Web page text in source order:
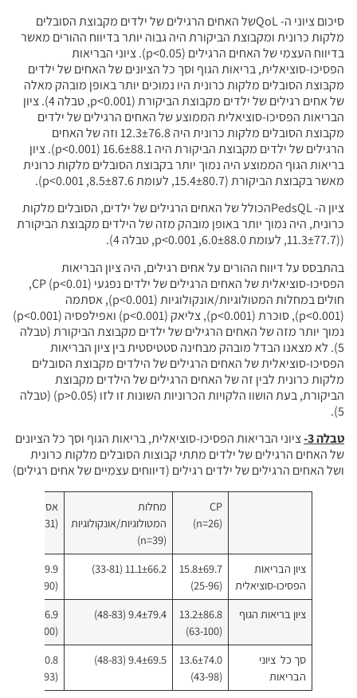
סיכום ציוני ה- QoLשל האחים הרגילים של ילדים מקבוצת הסובלים
מלקות כרונית ומקבוצת הביקורת היה גבוה יותר בדיווח ההורים מאשר
בדיווח העצמי של האחים הרגילים (p<0.05). ציוני הבריאות
הפסיכו-סוציאלית, בריאות הגוף וסך כל הציונים של האחים של ילדים
מקבוצת הסובלים מלקות כרונית היו נמוכים יותר באופן מובהק מאלה
של אחים רגילים של ילדים מקבוצת הביקורת (p<0.001, טבלה 4). ציון
הבריאות הפסיכו-סוציאלית הממוצע של האחים הרגילים של ילדים
מקבוצת הסובלים מלקות כרונית היה 12.3±76.8 וזה של האחים
הרגילים של ילדים מקבוצת הביקורת היה 16.6±88.1 (p<0.001). ציון
בריאות הגוף הממוצע היה נמוך יותר בקבוצת הסובלים מלקות כרונית
מאשר בקבוצת הביקורת (15.4±80.7, לעומת 8.5±87.6, p<0.001).
ציון ה- PedsQLהכולל של האחים הרגילים של ילדים, הסובלים מלקות
כרונית, היה נמוך יותר באופן מובהק מזה של הילדים מקבוצת הביקורת
((11.3±77.7, לעומת 6.0±88.0, p<0.001, טבלה 4).
בהתבסס על דיווח ההורים על אחים רגילים, היה ציון הבריאות
הפסיכו-סוציאלית של האחים הרגילים של ילדים נפגעי CP (p<0.01),
חולים במחלות המטולוגיות/אונקולוגיות (p<0.001), אסתמה
(p<0.001), סוכרת (p<0.001), צליאק (p<0.001) ואפילפסיה (p<0.001)
נמוך יותר מזה של האחים הרגילים של ילדים מקבוצת הביקורת (טבלה
5). לא מצאנו הבדל מובהק מבחינה סטטיסטית בין ציון הבריאות
הפסיכו-סוציאלית של האחים הרגילים של הילדים מקבוצת הסובלים
מלקות כרונית לבין זה של האחים הרגילים של הילדים מקבוצת
הביקורת, בעת הושוו הלקויות הכרוניות השונות זו לזו (p>0.05) (טבלה
5).
טבלה 3-
ציוני הבריאות הפסיכו-סוציאלית, בריאות הגוף וסך כל הציונים
של האחים הרגילים של ילדים מתתי קבוצות הסובלים מלקות כרונית
ושל האחים הרגילים של ילדים רגילים (דיווחים עצמיים של אחים רגילים)
CP
(n=26)
מחלות
המטולוגיות/אונקולוגיות
(n=39)
אסתמה
(n=31)
ציון הבריאות
הפסיכו-סוציאלית
15.8±69.7
(25-96)
11.1±66.2 (33-81)
16.3±69.9
(31-90)
ציון בריאות הגוף
13.2±86.8
(63-100)
9.4±79.4 (48-83)
19.7±76.9
(43-100)
סך כל ציוני
הבריאות
13.6±74.0
(43-98)
9.4±69.5 (48-83)
14.6±70.8
(40-93)